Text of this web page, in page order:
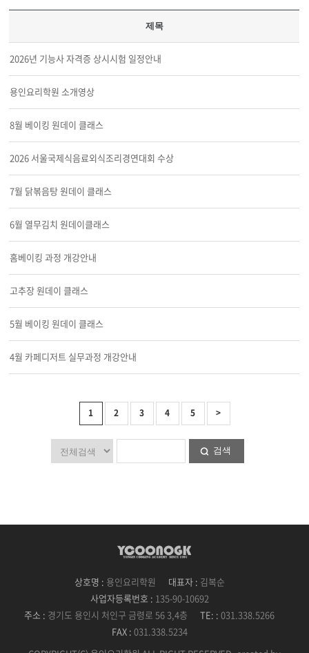
제목
2026년 기능사 자격증 상시시험 일정안내
용인요리학원 소개영상
8월 베이킹 원데이 클래스
2026 서울국제식음료외식조리경연대회 수상
7월 닭볶음탕 원데이 클래스
6월 열무김치 원데이클래스
홈베이킹 과정 개강안내
고추장 원데이 클래스
5월 베이킹 원데이 클래스
4월 카페디저트 실무과정 개강안내
1 2 3 4 5 >
검색
상호명 : 용인요리학원 대표자 : 김복순
사업자등록번호 : 135-90-10692
주소 : 경기도 용인시 처인구 금령로 56 3,4층 TE: : 031.338.5266
FAX : 031.338.5234